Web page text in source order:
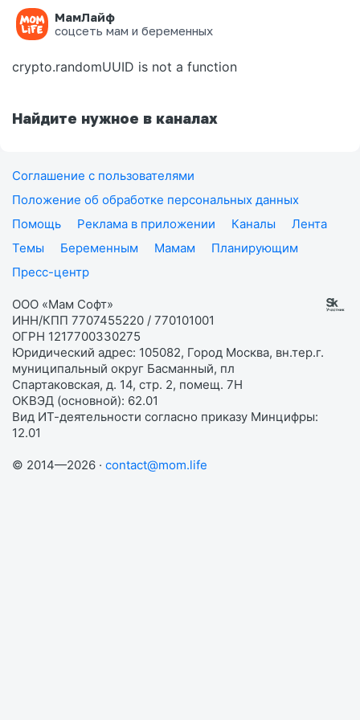
МамЛайф
соцсеть мам и беременных
Ошибка на странице
crypto.randomUUID is not a function
Найдите нужное в каналах
Соглашение с пользователями
Положение об обработке персональных данных
Помощь
Реклама в приложении Каналы
Лента
Темы
Беременным Мамам
Планирующим
Пресс-центр
ООО «Мам Софт»
ИНН/КПП 7707455220 / 770101001
ОГРН 1217700330275
Юридический адрес: 105082, Город Москва, вн.тер.г.
муниципальный округ Басманный, пл
Спартаковская, д. 14, стр. 2, помещ. 7Н
ОКВЭД (основной): 62.01
Вид ИТ-деятельности согласно приказу Минцифры:
12.01
© 2014—2026 · contact@mom.life